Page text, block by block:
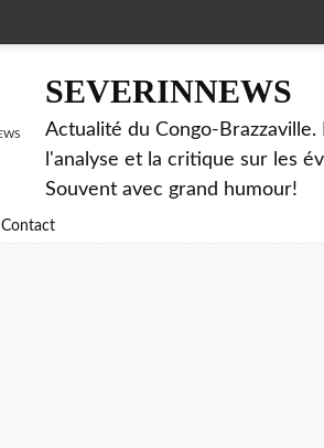
SEVERINNEWS
Actualité du Congo-Brazzaville.
l'analyse et la critique sur les
Souvent avec grand humour!
Contact